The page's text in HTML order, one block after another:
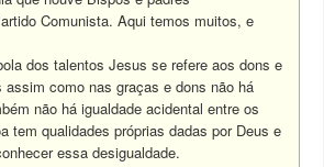
Comunista. Aqui temos muitos, e
dos talentos Jesus se refere aos dons e
assim como nas graças e dons não há
não há igualdade acidental entre os
tem qualidades próprias dadas por Deus e
essa desigualdade.